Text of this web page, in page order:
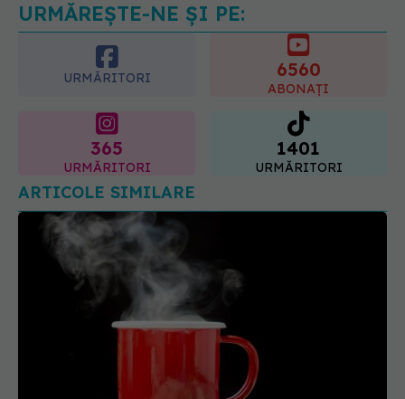
URMĂREȘTE-NE ȘI PE:
URMĂRITORI 6560
ABONAȚI
365
URMĂRITORI
1401
URMĂRITORI
ARTICOLE SIMILARE